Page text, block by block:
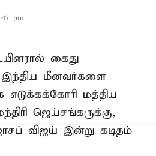
pm
கைது
இந்திய மீனவர்களை
எடுக்கக்கோரி மத்திய
ஜெய்சங்கருக்கு,
விஜய் இன்று கடிதம்